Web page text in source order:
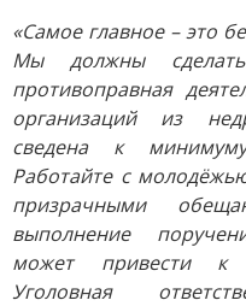
«Самое главное – это
Мы должны
противоправная
организаций из
сведена к
Работайте с
призрачными
выполнение
может привести к
Уголовная